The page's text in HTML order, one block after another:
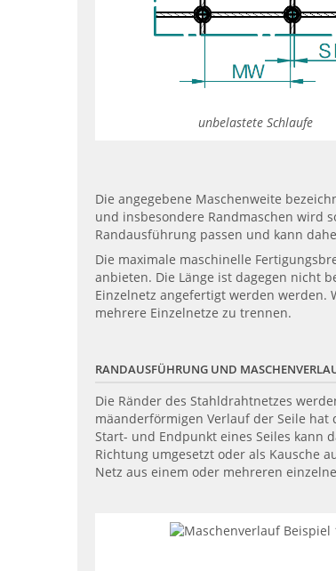
unbelastete Schlaufe
Die angegebene Maschenweite
und insbesondere Randmaschen wird
Randausführung passen und kann
Die maximale maschinelle
anbieten. Die Länge ist dagegen nicht
Einzelnetz angefertigt werden werden.
mehrere Einzelnetze zu trennen.
RANDAUSFÜHRUNG UND
Die Ränder des Stahldrahtnetzes
mäanderförmigen Verlauf der Seile hat
Start- und Endpunkt eines Seiles kann
Richtung umgesetzt oder als Kausche
Netz aus einem oder mehreren